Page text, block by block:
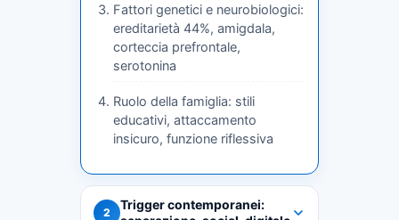
Fattori genetici e neurobiologici:
ereditarietà 44%, amigdala,
corteccia prefrontale,
serotonina
Ruolo della famiglia: stili
educativi, attaccamento
insicuro, funzione riflessiva
2
Trigger contemporanei: